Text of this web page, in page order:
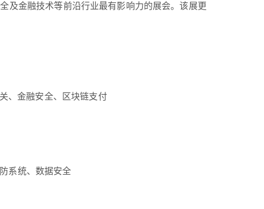
及金融技术等前沿行业最有影响力的展会。该展更
、金融安全、区块链支付
系统、数据安全